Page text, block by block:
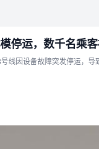
停运，数千名乘
线因设备故障突发停运，